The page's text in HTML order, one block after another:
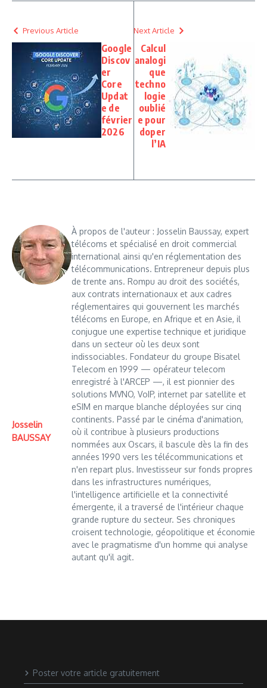
Previous Article
Google
Discov
er
Core
Updat
e de
février
2026
Next Article
Calcul
analogi
que
techno
logie
oublié
e pour
doper
l’IA
Josselin
BAUSSAY
À propos de l'auteur : Josselin Baussay, expert
télécoms et spécialisé en droit commercial
international ainsi qu'en réglementation des
télécommunications. Entrepreneur depuis plus
de trente ans. Rompu au droit des sociétés,
aux contrats internationaux et aux cadres
réglementaires qui gouvernent les marchés
télécoms en Europe, en Afrique et en Asie, il
conjugue une expertise technique et juridique
dans un secteur où les deux sont
indissociables. Fondateur du groupe Bisatel
Telecom en 1999 — opérateur telecom
enregistré à l'ARCEP —, il est pionnier des
solutions MVNO, VoIP, internet par satellite et
eSIM en marque blanche déployées sur cinq
continents. Passé par le cinéma d'animation,
où il contribue à plusieurs productions
nommées aux Oscars, il bascule dès la fin des
années 1990 vers les télécommunications et
n'en repart plus. Investisseur sur fonds propres
dans les infrastructures numériques,
l'intelligence artificielle et la connectivité
émergente, il a traversé de l'intérieur chaque
grande rupture du secteur. Ses chroniques
croisent technologie, géopolitique et économie
avec le pragmatisme d'un homme qui analyse
autant qu'il agit.
Poster votre article gratuitement